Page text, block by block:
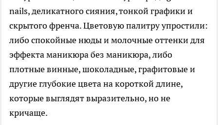
nails, деликатного сияния, тонкой графики и
скрытого френча. Цветовую палитру упростили:
либо спокойные нюды и молочные оттенки для
эффекта маникюра без маникюра, либо
плотные винные, шоколадные, графитовые и
другие глубокие цвета на короткой длине,
которые выглядят выразительно, но не
кричаще.